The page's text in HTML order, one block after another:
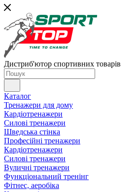
Дистриб'ютор спортивних товарів
Каталог
Тренажери для дому
Кардіотренажери
Силові тренажери
Шведська стінка
Професійні тренажери
Кардіотренажери
Силові тренажери
Вуличні тренажери
Функціональний тренінг
Фітнес, аеробіка